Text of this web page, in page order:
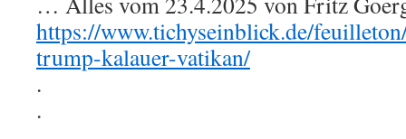
https://www.tichyseinblick.de/
trump-kalauer-vatikan/
.
.